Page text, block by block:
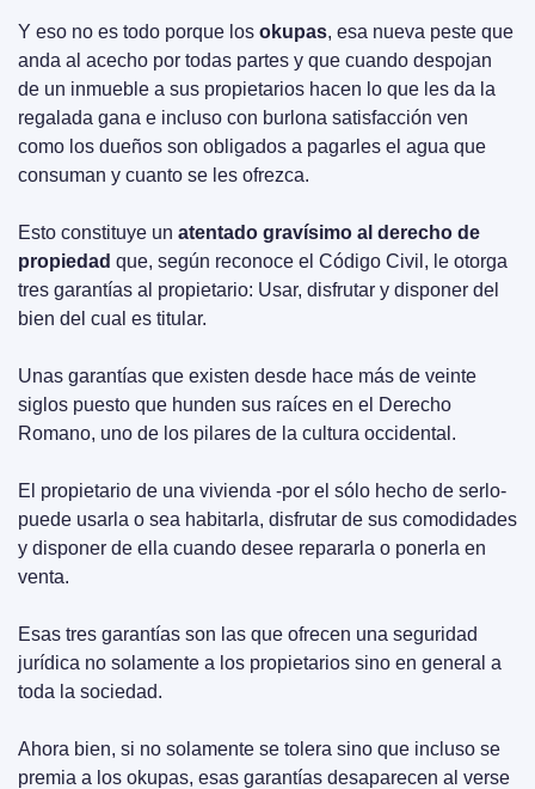
Y eso no es todo porque los okupas, esa nueva peste que
anda al acecho por todas partes y que cuando despojan
de un inmueble a sus propietarios hacen lo que les da la
regalada gana e incluso con burlona satisfacción ven
como los dueños son obligados a pagarles el agua que
consuman y cuanto se les ofrezca.
Esto constituye un atentado gravísimo al derecho de
propiedad que, según reconoce el Código Civil, le otorga
tres garantías al propietario: Usar, disfrutar y disponer del
bien del cual es titular.
Unas garantías que existen desde hace más de veinte
siglos puesto que hunden sus raíces en el Derecho
Romano, uno de los pilares de la cultura occidental.
El propietario de una vivienda -por el sólo hecho de serlo-
puede usarla o sea habitarla, disfrutar de sus comodidades
y disponer de ella cuando desee repararla o ponerla en
venta.
Esas tres garantías son las que ofrecen una seguridad
jurídica no solamente a los propietarios sino en general a
toda la sociedad.
Ahora bien, si no solamente se tolera sino que incluso se
premia a los okupas, esas garantías desaparecen al verse